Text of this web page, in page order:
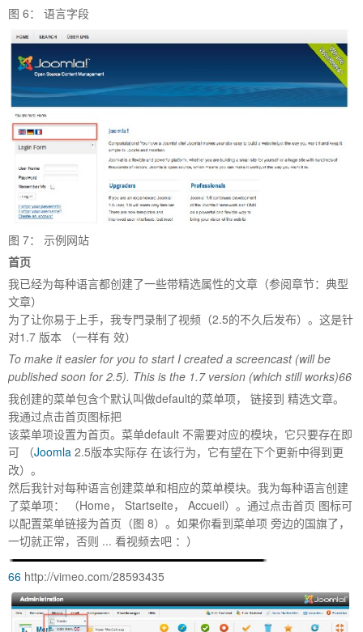
图 6： 语言字段
图 7： 示例网站
首页
我已经为每种语言都创建了一些带精选属性的文章（参阅章节：典型
文章）
为了让你易于上手，我专門录制了视频（2.5的不久后发布）。这是针
对1.7 版本 （一样有 效）
To make it easier for you to start I created a screencast (will be
published soon for 2.5). This is the 1.7 version (which still works)66
我创建的菜单包含个默认叫做default的菜单项， 链接到 精选文章。
我通过点击首页图标把
该菜单项设置为首页。菜单default 不需要对应的模块，它只要存在即
可 （Joomla 2.5版本实际存 在该行为，它有望在下个更新中得到更
改）。
然后我针对每种语言创建菜单和相应的菜单模块。我为每种语言创建
了菜单项： （Home， Startseite， Accueil）。通过点击首页 图标可
以配置菜单链接为首页（图 8）。如果你看到菜单项 旁边的国旗了，
一切就正常，否则 ... 看视频去吧 ：）
66 http://vimeo.com/28593435